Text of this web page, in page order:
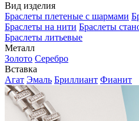
Вид изделия
Браслеты плетеные с шармами
Браслеты на нити Браслеты
Браслеты литьевые
Металл
Золото Серебро
Вставка
Агат Эмаль Бриллиант Фианит